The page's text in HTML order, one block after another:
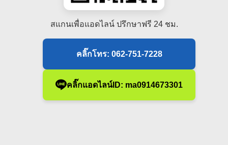
สแกนเพื่อแอดไลน์ ปรึกษาฟรี 24 ชม.
คลิ๊กโทร: 062-751-7228
คลิ๊กแอดไลน์ID: ma0914673301